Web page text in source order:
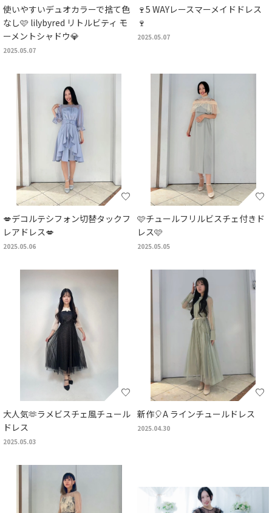
使いやすいデュオカラーで捨て色
なし🩷 lilybyred リトルビティ モ
ーメントシャドウ💎
2025.05.07
🍷5 WAYレースマーメイドドレス
🍷
2025.05.07
💋デコルテシフォン切替タックフ
レアドレス💋
2025.05.06
🩷チュールフリルビスチェ付きド
レス🩷
2025.05.05
大人気🫶ラメビスチェ風チュール
ドレス
2025.05.03
新作🎈A ラインチュールドレス
2025.04.30